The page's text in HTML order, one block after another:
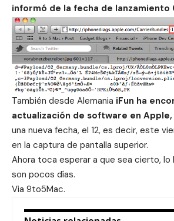
informó de la fecha de lanzamiento
También desde Alemania iFun ha
actualización de software en Apple,
una nueva fecha, el 12, es decir, este
en la captura de pantalla superior.
Ahora toca esperar a que sea cierto, lo
son pocos días.
Via 9to5Mac.